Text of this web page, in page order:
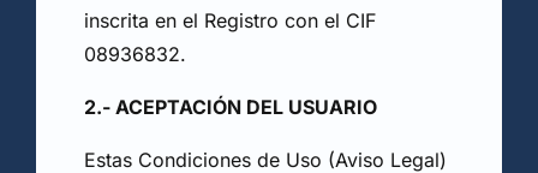
inscrita en el Registro con el CIF
08936832.
2.- ACEPTACIÓN DEL USUARIO
Estas Condiciones de Uso (Aviso Legal)